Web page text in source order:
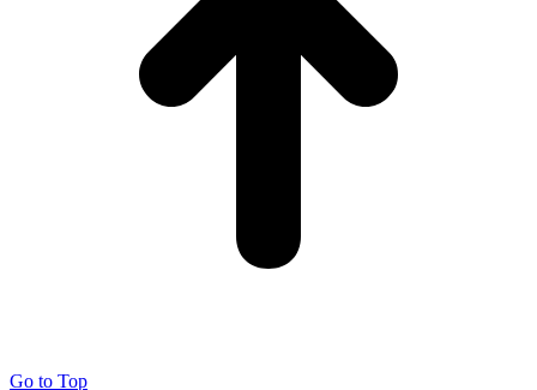
Go to Top